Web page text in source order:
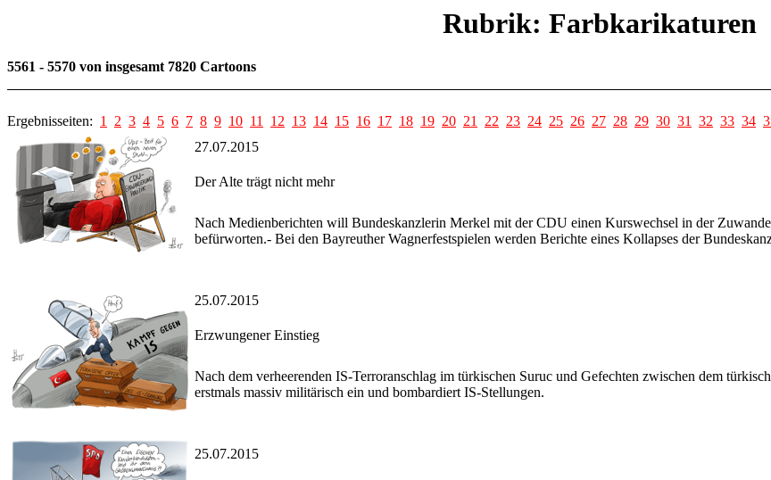
Rubrik: Farbkarikaturen
5561 - 5570 von insgesamt 7820 Cartoons
Ergebnisseiten: 1 2 3 4 5 6 7 8 9 10 11 12 13 14 15 16 17 18 19 20 21 22 23 24 25 26 27 28 29 30 31 32 33 34
27.07.2015
Der Alte trägt nicht mehr
Nach Medienberichten will Bundeskanzlerin Merkel mit der CDU einen Kurswechsel in der
befürworten.- Bei den Bayreuther Wagnerfestspielen werden Berichte eines Kollapses der
25.07.2015
Erzwungener Einstieg
Nach dem verheerenden IS-Terroranschlag im türkischen Suruc und Gefechten zwischen dem
erstmals massiv militärisch ein und bombardiert IS-Stellungen.
25.07.2015